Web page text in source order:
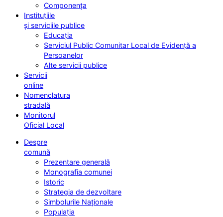
Componența
Instituțiile
și serviciile publice
Educația
Serviciul Public Comunitar Local de Evidență a
Persoanelor
Alte servicii publice
Servicii
online
Nomenclatura
stradală
Monitorul
Oficial Local
Despre
comună
Prezentare generală
Monografia comunei
Istoric
Strategia de dezvoltare
Simbolurile Naționale
Populația